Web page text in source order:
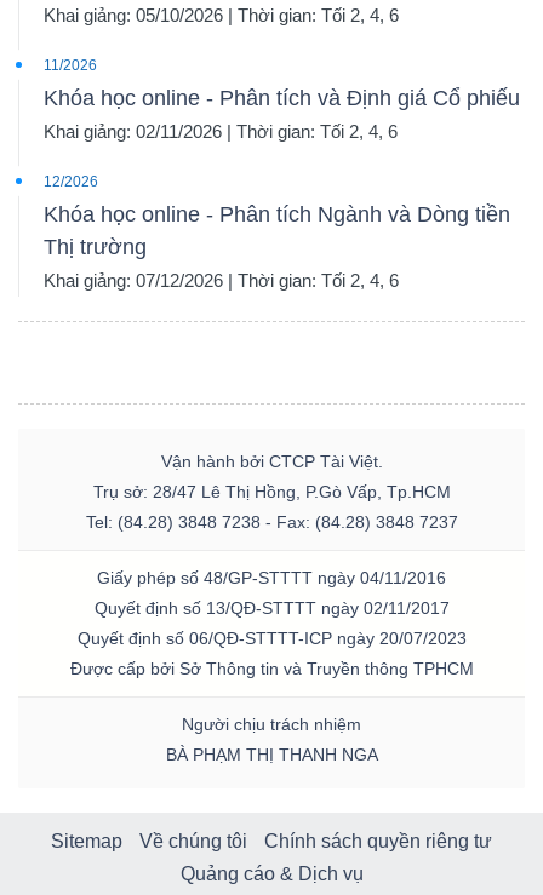
Khai giảng: 05/10/2026 | Thời gian: Tối 2, 4, 6
11/2026
Khóa học online - Phân tích và Định giá Cổ phiếu
Khai giảng: 02/11/2026 | Thời gian: Tối 2, 4, 6
12/2026
Khóa học online - Phân tích Ngành và Dòng tiền
Thị trường
Khai giảng: 07/12/2026 | Thời gian: Tối 2, 4, 6
Vận hành bởi CTCP Tài Việt.
Trụ sở: 28/47 Lê Thị Hồng, P.Gò Vấp, Tp.HCM
Tel: (84.28) 3848 7238 - Fax: (84.28) 3848 7237
Giấy phép số 48/GP-STTTT ngày 04/11/2016
Quyết định số 13/QĐ-STTTT ngày 02/11/2017
Quyết định số 06/QĐ-STTTT-ICP ngày 20/07/2023
Được cấp bởi Sở Thông tin và Truyền thông TPHCM
Người chịu trách nhiệm
BÀ PHẠM THỊ THANH NGA
Sitemap Về chúng tôi
Chính sách quyền riêng tư
Quảng cáo & Dịch vụ